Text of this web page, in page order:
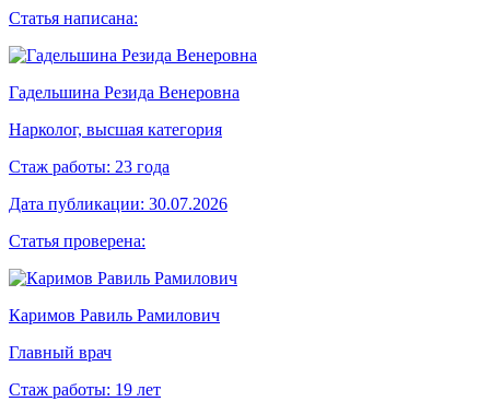
Статья написана:
Гадельшина Резида Венеровна
Нарколог, высшая категория
Стаж работы: 23 года
Дата публикации: 30.07.2026
Статья проверена:
Каримов Равиль Рамилович
Главный врач
Стаж работы: 19 лет